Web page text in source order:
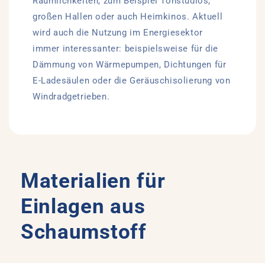
großen Hallen oder auch Heimkinos. Aktuell
wird auch die Nutzung im Energiesektor
immer interessanter: beispielsweise für die
Dämmung von Wärmepumpen, Dichtungen für
E-Ladesäulen oder die Geräuschisolierung von
Windradgetrieben.
Materialien für
Einlagen aus
Schaumstoff